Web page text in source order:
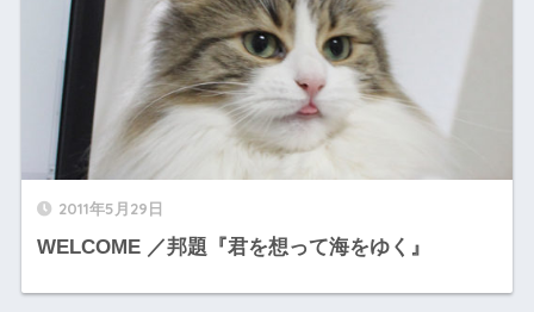
2011年5月29日
WELCOME ／邦題『君を想って海をゆく』